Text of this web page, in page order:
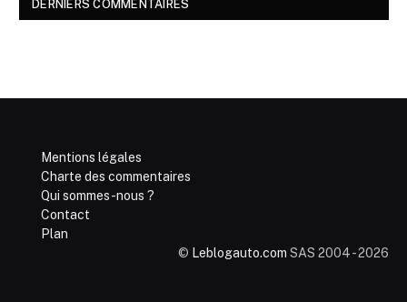
DERNIERS COMMENTAIRES
Mentions légales
Charte des commentaires
Qui sommes-nous ?
Contact
Plan
© Leblogauto.com SAS 2004 - 2026